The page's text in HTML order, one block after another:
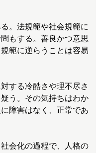
。法規範や社会規範に
もする。善良かつ意思
範に逆らうことは容易
する冷酷さや理不尽さ
う。その気持ちはわか
障害はなく、正常であ
会化の過程で、人格の